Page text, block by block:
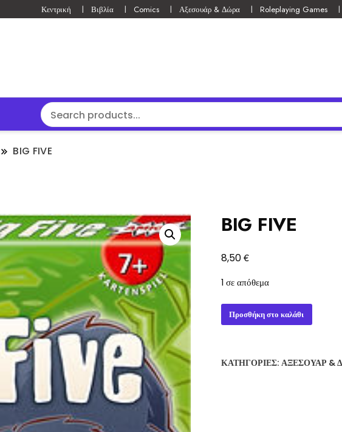
Κεντρική Βιβλία Comics Αξεσουάρ & Δώρα Roleplaying Games
BIG FIVE
BIG FIVE
8,50€
1 σε απόθεμα
BIG
FIVE
Προσθήκη στο καλάθι
ΚΑΤΗΓΟΡΊΕΣ: ΑΞΕΣΟΥΆΡ &